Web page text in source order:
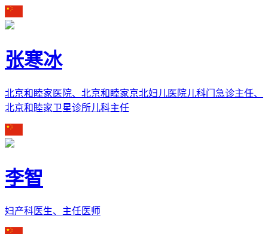
张寒冰
北京和睦家医院、北京和睦家京北妇儿医院儿科门急诊主任、
北京和睦家卫星诊所儿科主任
李智
妇产科医生、主任医师